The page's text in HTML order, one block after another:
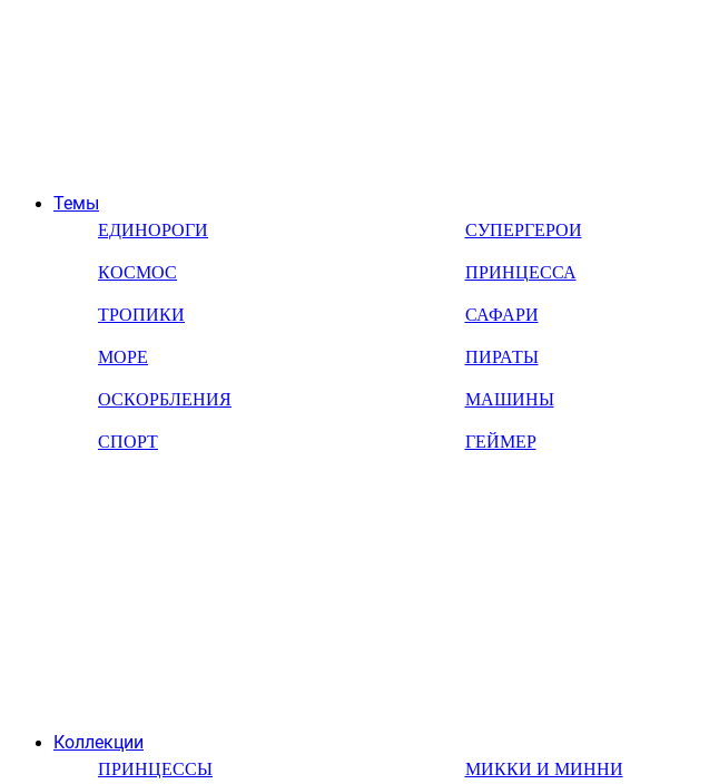
Темы
ЕДИНОРОГИ
КОСМОС
ТРОПИКИ
МОРЕ
ОСКОРБЛЕНИЯ
СПОРТ
СУПЕРГЕРОИ
ПРИНЦЕССА
САФАРИ
ПИРАТЫ
МАШИНЫ
ГЕЙМЕР
Коллекции
ПРИНЦЕССЫ МИККИ И МИННИ